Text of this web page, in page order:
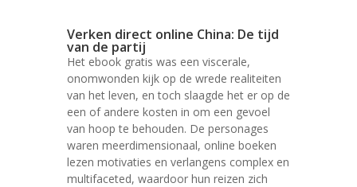
Verken direct online China: De tijd
van de partij
Het ebook gratis was een viscerale,
onomwonden kijk op de wrede realiteiten
van het leven, en toch slaagde het er op de
een of andere kosten in om een gevoel
van hoop te behouden. De personages
waren meerdimensionaal, online boeken
lezen motivaties en verlangens complex en
multifaceted, waardoor hun reizen zich